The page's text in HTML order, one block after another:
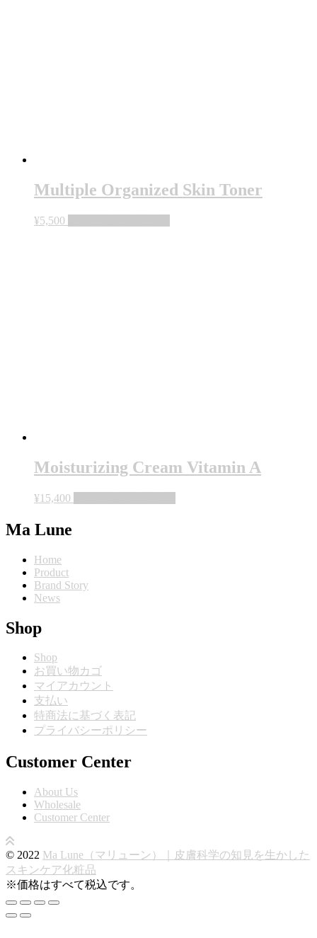
Multiple Organized Skin Toner
¥5,500
Moisturizing Cream Vitamin A
¥15,400
Ma Lune
Home
Product
Brand Story
News
Shop
Shop
お買い物カゴ
マイアカウント
支払い
特商法に基づく表記
プライバシーポリシー
Customer Center
About Us
Wholesale
Customer Center
© 2022 Ma Lune（マリューン）｜皮膚科学の知見を生かした
スキンケア化粧品
※価格はすべて税込です。